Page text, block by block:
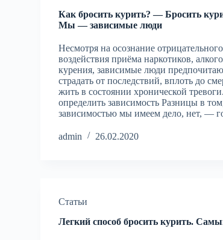
Как бросить курить? — Бросить
Мы — зависимые люди
Несмотря на осознание отрицательного
воздействия приёма наркотиков,
курения, зависимые люди
страдать от последствий, вплоть до
жить в состоянии хронической
определить зависимость Разницы в
зависимостью мы имеем дело, нет, —
admin 26.02.2020
Статьи
Легкий способ бросить курить.